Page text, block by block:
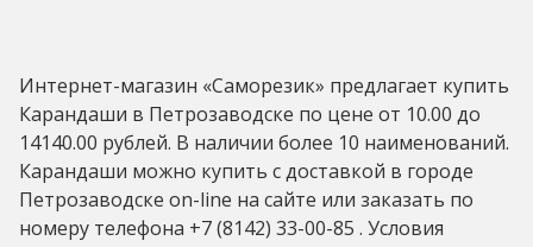
Интернет-магазин «Саморезик» предлагает купить
Карандаши в Петрозаводске по цене от 10.00 до
14140.00 рублей. В наличии более 10 наименований.
Карандаши можно купить с доставкой в городе
Петрозаводске on-line на сайте или заказать по
номеру телефона +7 (8142) 33-00-85 . Условия